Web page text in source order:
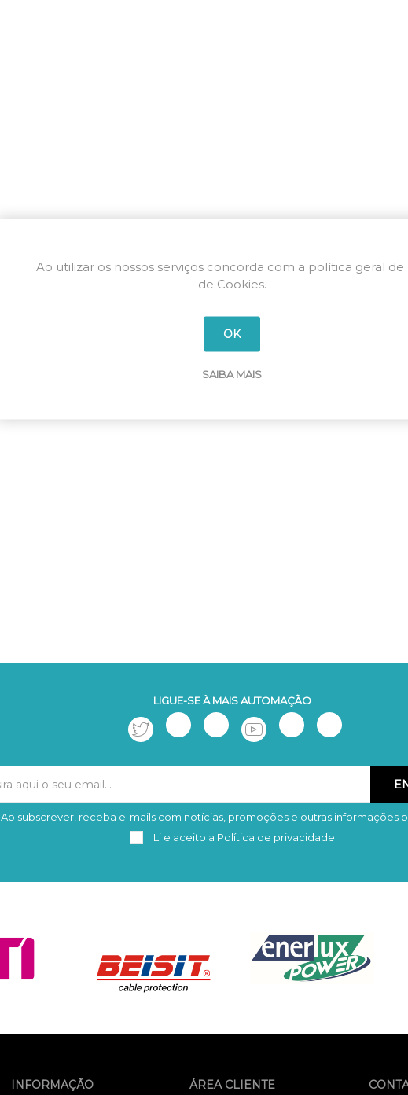
LIGUE-SE À MAIS AUTOMAÇÃO
Subscrever Remover
Ao subscrever, receba e-mails com notícias, promoções e outras informações
Li e aceito a Política de privacidade
INFORMAÇÃO ÁREA CLIENTE
Ao utilizar os nossos serviços concorda com a política geral de
de Cookies.
OK
SAIBA MAIS